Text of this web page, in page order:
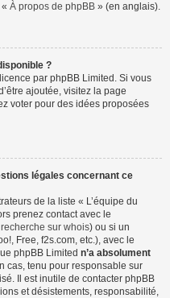
À propos de phpBB » (en anglais).
?
par phpBB Limited. Si vous
ajoutée, visitez la page
voter pour des idées proposées
légales concernant ce
de la liste « L’équipe du
prenez contact avec le
recherche sur whois) ou si un
Free, f2s.com, etc.), avec le
phpBB Limited n’a absolument
cas, tenu pour responsable sur
Il est inutile de contacter phpBB
et désistements, responsabilité,